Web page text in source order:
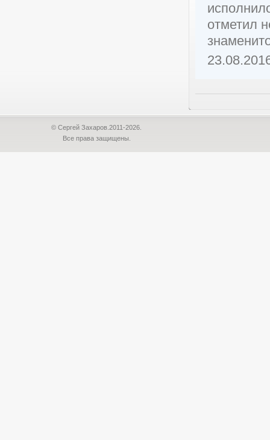
отметил
© Сергей Захаров.2011-2026.
Все права защищены.